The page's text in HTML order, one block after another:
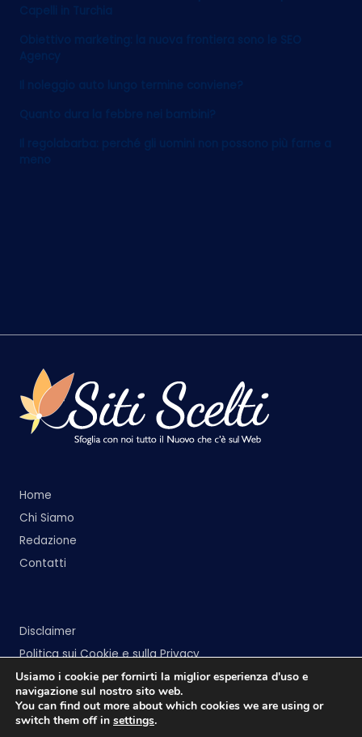
Capelli in Turchia
Obiettivo marketing: la nuova frontiera sono le SEO
Agency
Il noleggio auto lungo termine conviene?
Quanto dura la febbre nei bambini?
Il regolabarba: perché gli uomini non possono più farne a
meno
Home
Chi Siamo
Redazione
Contatti
Disclaimer
Politica sui Cookie e sulla Privacy
Usiamo i cookie per fornirti la miglior esperienza d'uso e
navigazione sul nostro sito web.
You can find out more about which cookies we are using or
switch them off in settings.